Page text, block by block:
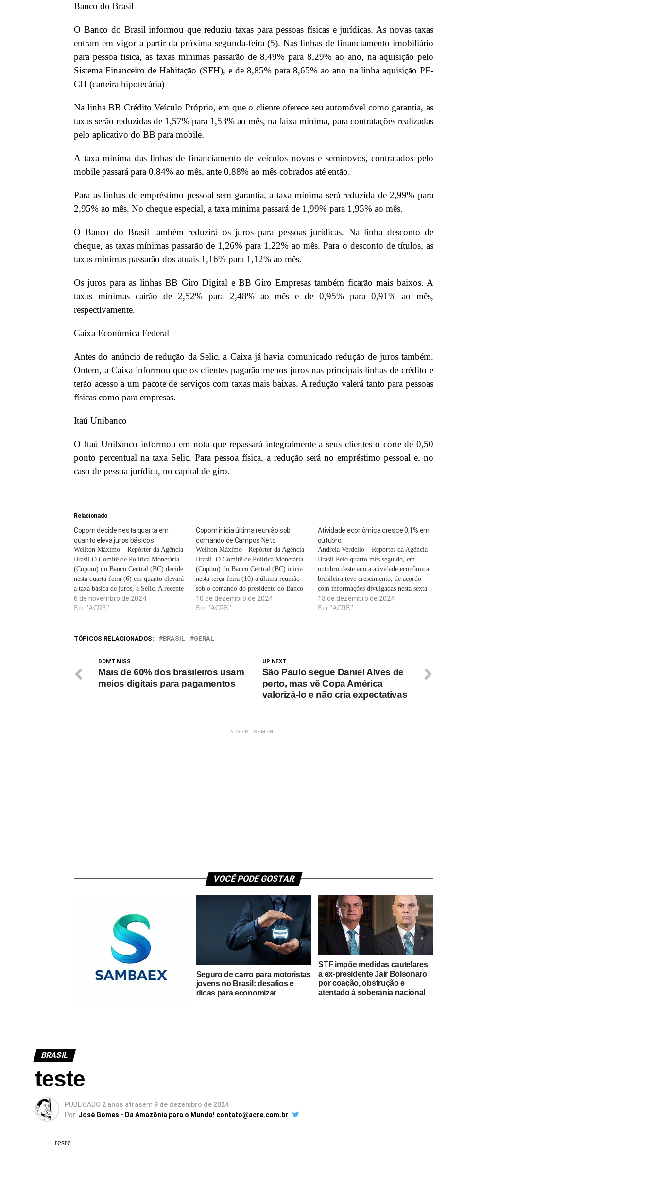
Banco do Brasil
O Banco do Brasil informou que reduziu taxas para pessoas físicas e jurídicas. As novas taxas
entram em vigor a partir da próxima segunda-feira (5). Nas linhas de financiamento imobiliário
para pessoa física, as taxas mínimas passarão de 8,49% para 8,29% ao ano, na aquisição pelo
Sistema Financeiro de Habitação (SFH), e de 8,85% para 8,65% ao ano na linha aquisição PF-
CH (carteira hipotecária)
Na linha BB Crédito Veículo Próprio, em que o cliente oferece seu automóvel como garantia, as
taxas serão reduzidas de 1,57% para 1,53% ao mês, na faixa mínima, para contratações realizadas
pelo aplicativo do BB para mobile.
A taxa mínima das linhas de financiamento de veículos novos e seminovos, contratados pelo
mobile passará para 0,84% ao mês, ante 0,88% ao mês cobrados até então.
Para as linhas de empréstimo pessoal sem garantia, a taxa mínima será reduzida de 2,99% para
2,95% ao mês. No cheque especial, a taxa mínima passará de 1,99% para 1,95% ao mês.
O Banco do Brasil também reduzirá os juros para pessoas jurídicas. Na linha desconto de
cheque, as taxas mínimas passarão de 1,26% para 1,22% ao mês. Para o desconto de títulos, as
taxas mínimas passarão dos atuais 1,16% para 1,12% ao mês.
Os juros para as linhas BB Giro Digital e BB Giro Empresas também ficarão mais baixos. A
taxas mínimas cairão de 2,52% para 2,48% ao mês e de 0,95% para 0,91% ao mês,
respectivamente.
Caixa Econômica Federal
Antes do anúncio de redução da Selic, a Caixa já havia comunicado redução de juros também.
Ontem, a Caixa informou que os clientes pagarão menos juros nas principais linhas de crédito e
terão acesso a um pacote de serviços com taxas mais baixas. A redução valerá tanto para pessoas
físicas como para empresas.
Itaú Unibanco
O Itaú Unibanco informou em nota que repassará integralmente a seus clientes o corte de 0,50
ponto percentual na taxa Selic. Para pessoa física, a redução será no empréstimo pessoal e, no
caso de pessoa jurídica, no capital de giro.
Relacionado
Copom decide nesta quarta em
quanto eleva juros básicos
Wellton Máximo – Repórter da Agência
Brasil O Comitê de Política Monetária
(Copom) do Banco Central (BC) decide
nesta quarta-feira (6) em quanto elevará
a taxa básica de juros, a Selic. A recente
alta do dólar e o impacto da seca sobre o
preço de energia e alimentos trouxeram
6 de novembro de 2024
Em "ACRE"
Copom inicia última reunião sob
comando de Campos Neto
Wellton Máximo - Repórter da Agência
Brasil O Comitê de Política Monetária
(Copom) do Banco Central (BC) inicia
nesta terça-feira (10) a última reunião
sob o comando do presidente do Banco
Central, Roberto Campos Neto. Com o
agravamento da alta do dólar e a subida
10 de dezembro de 2024
Em "ACRE"
Atividade econômica cresce 0,1% em
outubro
Andreia Verdélio – Repórter da Agência
Brasil Pelo quarto mês seguido, em
outubro deste ano a atividade econômica
brasileira teve crescimento, de acordo
com informações divulgadas nesta sexta-
feira (13) pelo Banco Central (BC), em
Brasília. O Índice de Atividade
13 de dezembro de 2024
Em "ACRE"
TÓPICOS RELACIONADOS: BRASIL GERAL
UP NEXT
São Paulo segue Daniel Alves de
perto, mas vê Copa América
valorizá-lo e não cria expectativas
DON'T MISS
Mais de 60% dos brasileiros usam
meios digitais para pagamentos
ADVERTISEMENT
VOCÊ PODE GOSTAR
mercado e lança iniciativas
sociais
Seguro de carro para motoristas
jovens no Brasil: desafios e
dicas para economizar
STF impõe medidas cautelares
a ex-presidente Jair Bolsonaro
por coação, obstrução e
atentado à soberania nacional
BRASIL
teste
PUBLICADO 2 anos atrásem 9 de dezembro de 2024
Por: José Gomes - Da Amazônia para o Mundo! contato@acre.com.br
teste